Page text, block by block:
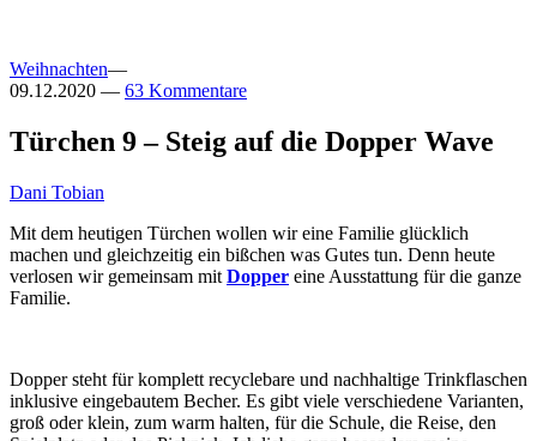
Weihnachten—
09.12.2020 — 63 Kommentare
Türchen 9 – Steig auf die Dopper Wave
Dani Tobian
Mit dem heutigen Türchen wollen wir eine Familie glücklich
machen und gleichzeitig ein bißchen was Gutes tun. Denn heute
verlosen wir gemeinsam mit Dopper eine Ausstattung für die ganze
Familie.
Dopper steht für komplett recyclebare und nachhaltige Trinkflaschen
inklusive eingebautem Becher. Es gibt viele verschiedene Varianten,
groß oder klein, zum warm halten, für die Schule, die Reise, den